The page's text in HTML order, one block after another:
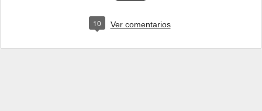
10 Ver comentarios